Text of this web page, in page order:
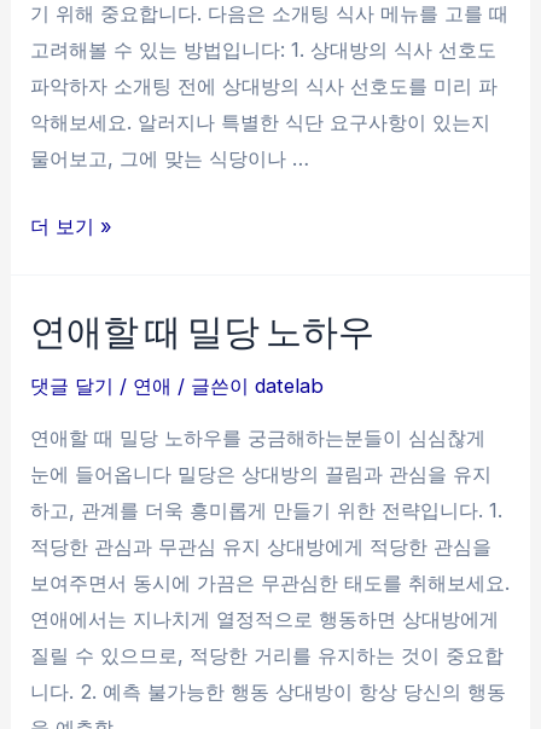
어
색
해
지
지
는
기 위해 중요합니다. 다음은 소개팅 식사 메뉴를 고를 때
고려해볼 수 있는 방법입니다: 1. 상대방의 식사 선호도
파악하자 소개팅 전에 상대방의 식사 선호도를 미리 파
악해보세요. 알러지나 특별한 식단 요구사항이 있는지
물어보고, 그에 맞는 식당이나 …
소
식
뉴
고
르
는
법
더 보기 »
연애할 때 밀당 노하우
댓글 달기 / 연애 / 글쓴이datelab
연애할 때 밀당 노하우를 궁금해하는분들이 심심찮게
눈에 들어옵니다 밀당은 상대방의 끌림과 관심을 유지
하고, 관계를 더욱 흥미롭게 만들기 위한 전략입니다. 1.
적당한 관심과 무관심 유지 상대방에게 적당한 관심을
보여주면서 동시에 가끔은 무관심한 태도를 취해보세요.
연애에서는 지나치게 열정적으로 행동하면 상대방에게
질릴 수 있으므로, 적당한 거리를 유지하는 것이 중요합
니다. 2. 예측 불가능한 행동 상대방이 항상 당신의 행동